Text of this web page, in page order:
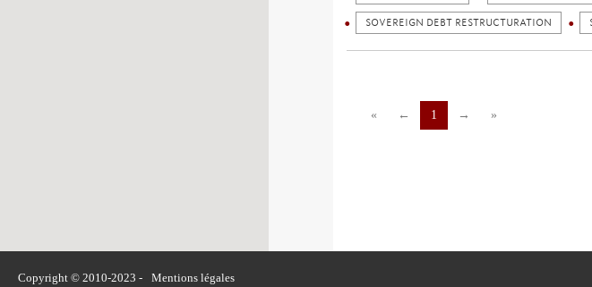
SOVEREIGN DEBT RESTRUCTURATION
« ← 1 → »
Copyright © 2010-2023 - Mentions légales